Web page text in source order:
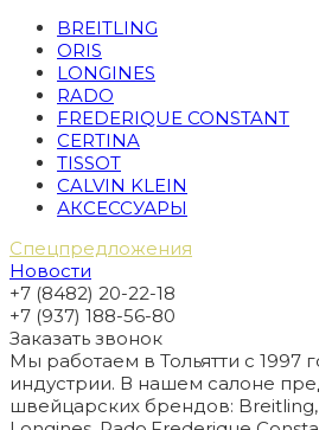
BREITLING
ORIS
LONGINES
RADO
FREDERIQUE CONSTANT
CERTINA
TISSOT
CALVIN KLEIN
АКСЕССУАРЫ
Спецпредложения
Новости
+7 (8482) 20-22-18
+7 (937) 188-56-80
Заказать звонок
Мы работаем в Тольятти с 1997
индустрии. В нашем салоне
швейцарских брендов: Breitling,